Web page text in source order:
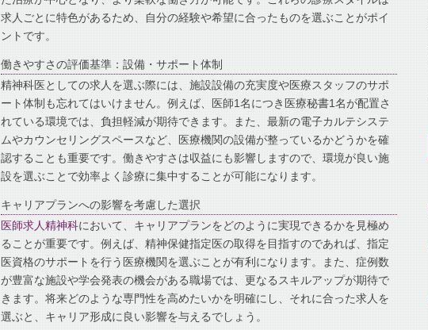
求人ごとに特色があるため、自分の経験や希望に合ったものを選ぶことがポイ
ントです。
働きやすさの評価基準：設備・サポート体制
精神科医としての求人を選ぶ際には、施設設備の充実度や医療スタッフのサポ
ート体制も忘れてはいけません。例えば、医師1名につき医療秘書1名が配置さ
れている環境では、負担軽減が期待できます。また、最新の電子カルテシステ
ムやカウンセリングスペースなど、医療機関の設備が整っているかどうかを確
認することも重要です。働きやすさは収益にも影響しますので、環境が良い施
設を選ぶことで効率よく診療に集中することが可能になります。
キャリアプランへの影響を考慮した選択
医師求人精神科において、キャリアプランをどのように実現できるかを見極め
ることが重要です。例えば、精神保健指定医の取得を目指すのであれば、指定
医資格のサポートを行う医療機関を選ぶことが有利になります。また、症例数
が豊富な施設や学会発表の機会がある職場では、更なるスキルアップが期待で
きます。将来どのような専門性を高めたいかを明確にし、それに合った求人を
選ぶと、キャリア形成に良い影響を与えるでしょう。